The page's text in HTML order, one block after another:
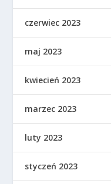
czerwiec 2023
maj 2023
kwiecień 2023
marzec 2023
luty 2023
styczeń 2023